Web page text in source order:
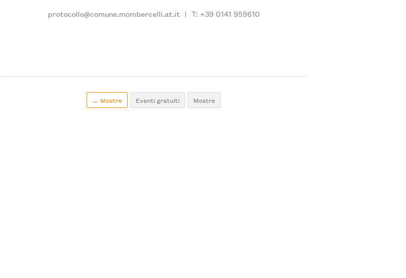
protocollo@comune.mombercelli.at.it | T: +39 0141 959610
← Mostre Eventi gratuiti Mostre